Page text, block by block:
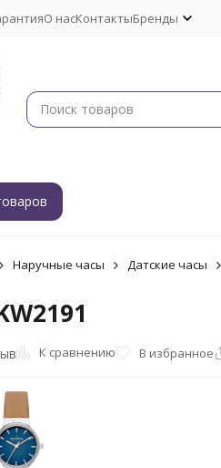
О насКонтактыБренды
Наручные часы Датские часы
К сравнению В избранное